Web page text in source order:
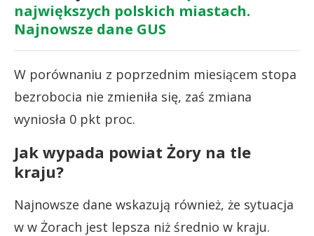
największych polskich miastach.
Najnowsze dane GUS
W porównaniu z poprzednim miesiącem stopa
bezrobocia nie zmieniła się, zaś zmiana
wyniosła 0 pkt proc.
Jak wypada powiat Żory na tle
kraju?
Najnowsze dane wskazują również, że sytuacja
w w Żorach jest lepsza niż średnio w kraju.